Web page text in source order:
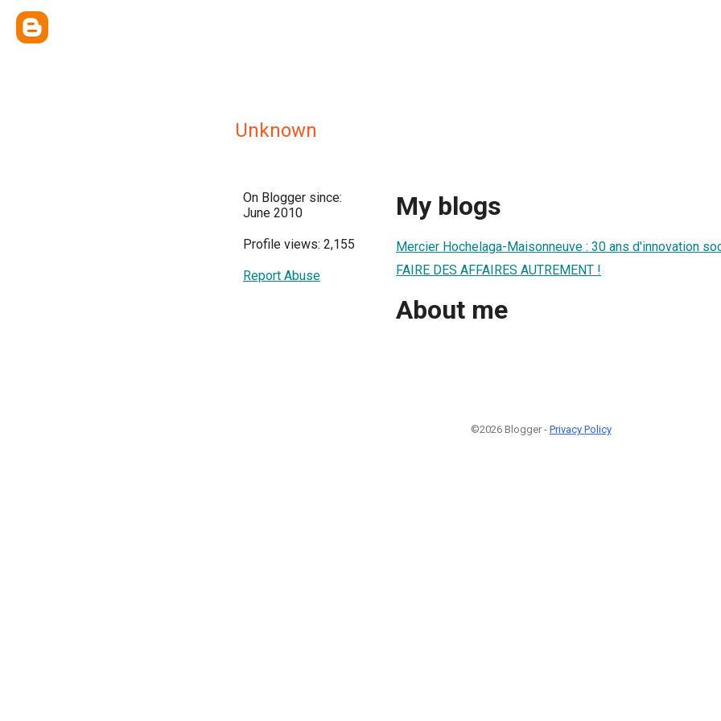
Unknown
On Blogger since:
June 2010
Profile views: 2,155
Report Abuse
My blogs
Mercier Hochelaga-Maisonneuve : 30 ans d'innovation
FAIRE DES AFFAIRES AUTREMENT !
About me
©2026 Blogger - Privacy Policy